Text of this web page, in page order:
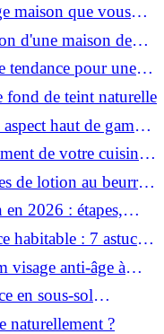
maison que vous
d'une maison de
tendance pour une
fond de teint naturelle
haut de gamme
de votre cuisine
de lotion au beurre
2026 : étapes,
habitable : 7 astuces
visage anti-âge à
en sous-sol
naturellement ?